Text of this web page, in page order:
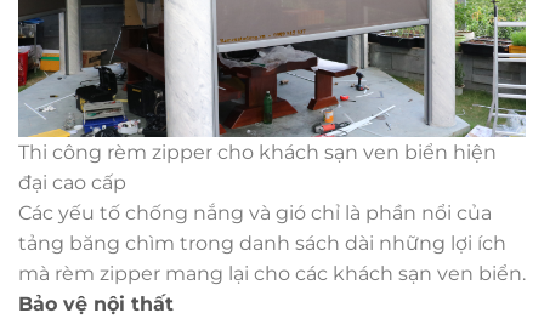
Thi công rèm zipper cho khách sạn ven biển hiện
đại cao cấp
Các yếu tố chống nắng và gió chỉ là phần nổi của
tảng băng chìm trong danh sách dài những lợi ích
mà rèm zipper mang lại cho các khách sạn ven biển.
Bảo vệ nội thất